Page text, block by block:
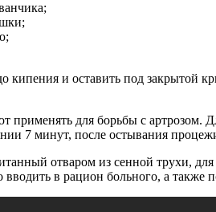
кипения и оставить под закрытой
применять для борьбы с
7 минут, после остывания
отваром из сенной трухи,
в рацион больного, а также